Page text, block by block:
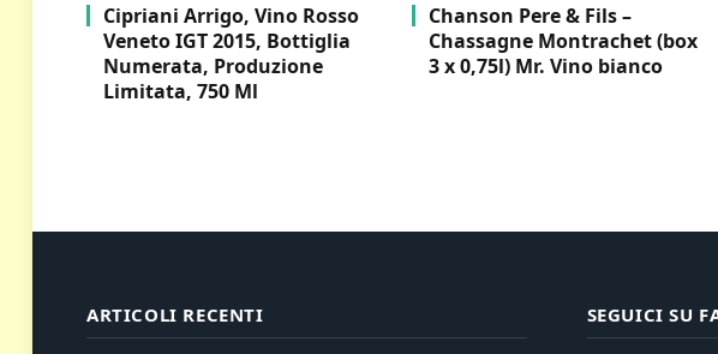
Cipriani Arrigo, Vino Rosso
Veneto IGT 2015, Bottiglia
Numerata, Produzione
Limitata, 750 Ml
Chanson Pere & Fils –
Chassagne Montrachet (box
3 x 0,75l) Mr. Vino bianco
ARTICOLI RECENTI SEGUICI SU